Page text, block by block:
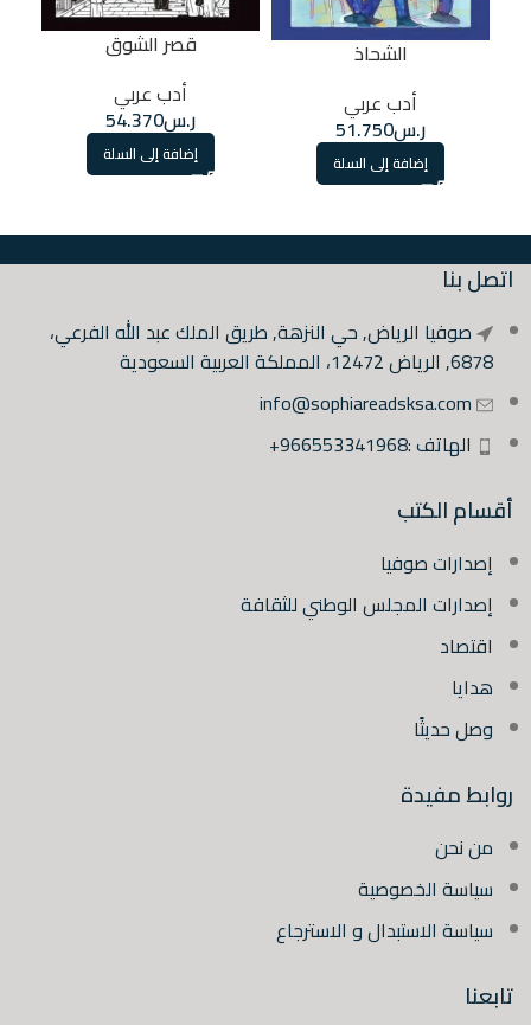
الشحاذ
أدب عربي
ر.س51.750
إضافة إلى السلة
قصر الشوق
أدب عربي
ر.س54.370
إضافة إلى السلة
اتصل بنا
صوفيا الرياض, حي النزهة, طريق الملك عبد الله الفرعي،
6878, الرياض 12472، المملكة العربية السعودية
info@sophiareadsksa.com
الهاتف :966553341968+
أقسام الكتب
إصدارات صوفيا
إصدارات المجلس الوطني للثقافة
اقتصاد
هدايا
وصل حديثًا
روابط مفيدة
من نحن
سياسة الخصوصية
سياسة الاستبدال و الاسترجاع
تابعنا